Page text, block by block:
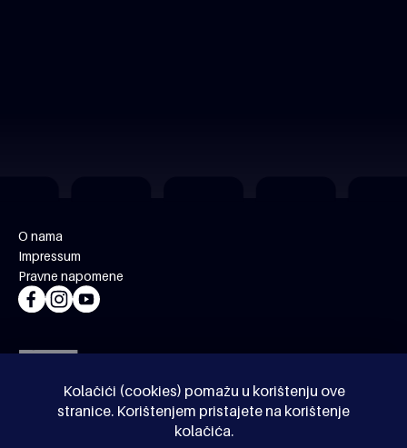
Kolačići (cookies) pomažu u korištenju ove
stranice. Korištenjem pristajete na korištenje
kolačića.
O nama
Impressum
Pravne napomene